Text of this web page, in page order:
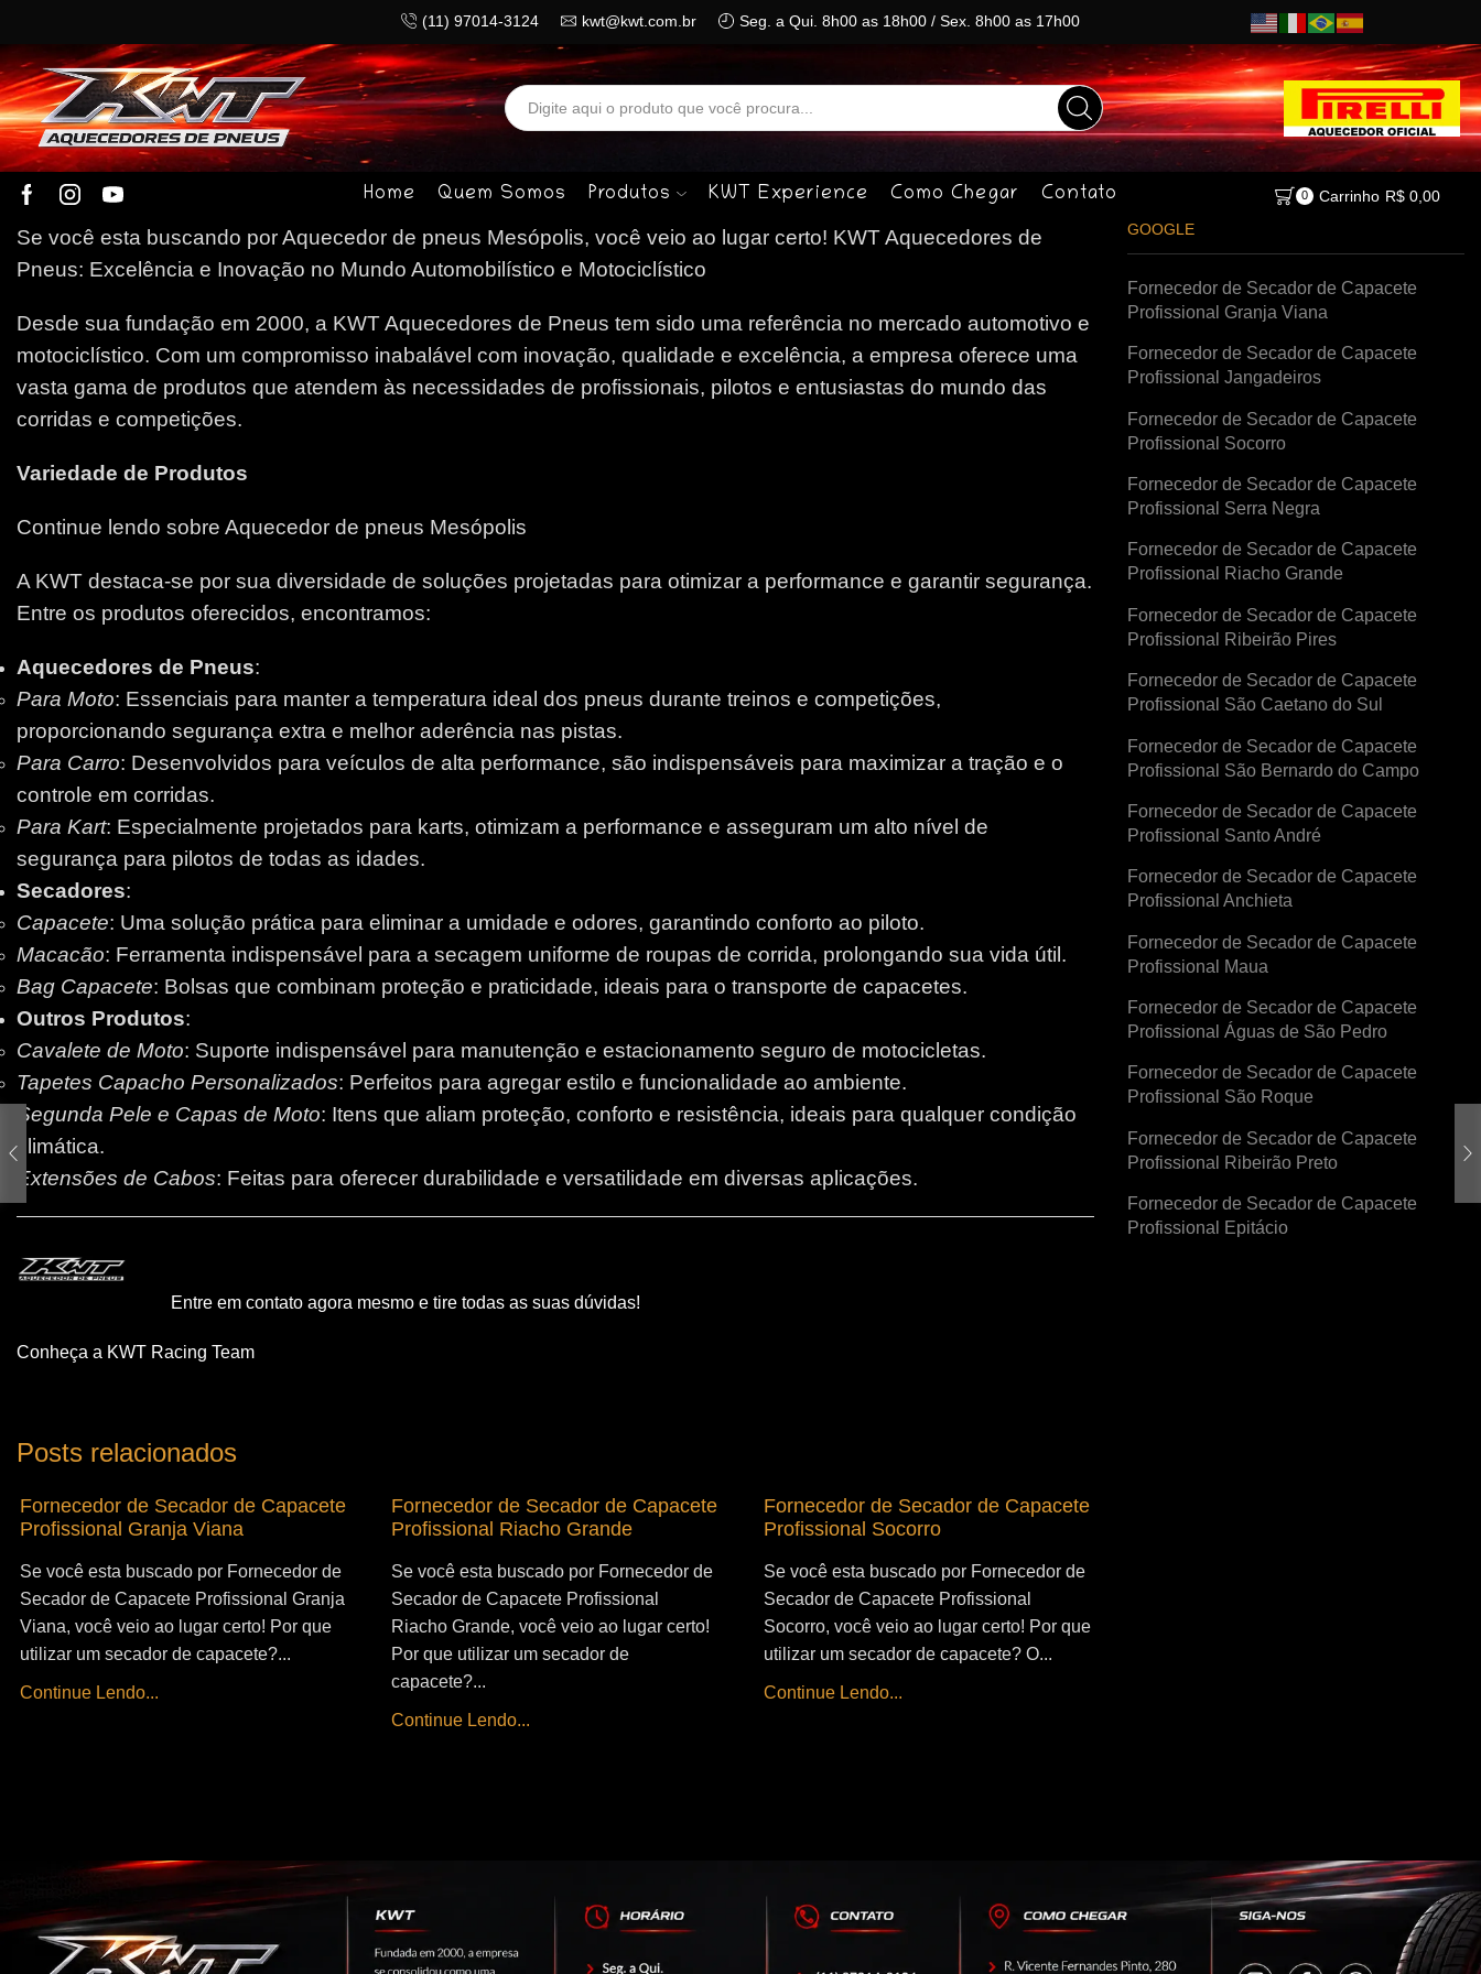
(11) 97014-3124 kwt@kwt.com.br Seg. a Qui. 8h00 as 18h00 / Sex. 8h00 as 17h00
Search
input
Home Quem Somos Produtos KWT Experience Como Chegar Contato 0 Carrinho R$0,00
Se você esta buscando por Aquecedor de pneus Mesópolis, você veio ao lugar certo! KWT Aquecedores de
Pneus: Excelência e Inovação no Mundo Automobilístico e Motociclístico
Desde sua fundação em 2000, a KWT Aquecedores de Pneus tem sido uma referência no mercado automotivo e
motociclístico. Com um compromisso inabalável com inovação, qualidade e excelência, a empresa oferece uma
vasta gama de produtos que atendem às necessidades de profissionais, pilotos e entusiastas do mundo das
corridas e competições.
Variedade de Produtos
Continue lendo sobre Aquecedor de pneus Mesópolis
A KWT destaca-se por sua diversidade de soluções projetadas para otimizar a performance e garantir segurança.
Entre os produtos oferecidos, encontramos:
Aquecedores de Pneus:
Para Moto: Essenciais para manter a temperatura ideal dos pneus durante treinos e competições,
proporcionando segurança extra e melhor aderência nas pistas.
Para Carro: Desenvolvidos para veículos de alta performance, são indispensáveis para maximizar a tração e o
controle em corridas.
Para Kart: Especialmente projetados para karts, otimizam a performance e asseguram um alto nível de
segurança para pilotos de todas as idades.
Secadores:
Capacete: Uma solução prática para eliminar a umidade e odores, garantindo conforto ao piloto.
Macacão: Ferramenta indispensável para a secagem uniforme de roupas de corrida, prolongando sua vida útil.
Bag Capacete: Bolsas que combinam proteção e praticidade, ideais para o transporte de capacetes.
Outros Produtos:
Cavalete de Moto: Suporte indispensável para manutenção e estacionamento seguro de motocicletas.
Tapetes Capacho Personalizados: Perfeitos para agregar estilo e funcionalidade ao ambiente.
Segunda Pele e Capas de Moto: Itens que aliam proteção, conforto e resistência, ideais para qualquer condição
climática.
Extensões de Cabos: Feitas para oferecer durabilidade e versatilidade em diversas aplicações.
Entre em contato agora mesmo e tire todas as suas dúvidas!
Conheça a KWT Racing Team
Posts relacionados
Fornecedor de Secador de Capacete
Profissional Granja Viana
Se você esta buscado por Fornecedor de
Secador de Capacete Profissional Granja
Viana, você veio ao lugar certo! Por que
utilizar um secador de capacete?...
Continue Lendo...
Fornecedor de Secador de Capacete
Profissional Riacho Grande
Se você esta buscado por Fornecedor de
Secador de Capacete Profissional
Riacho Grande, você veio ao lugar certo!
Por que utilizar um secador de
capacete?...
Continue Lendo...
Fornecedor de Secador de Capacete
Profissional Socorro
Se você esta buscado por Fornecedor de
Secador de Capacete Profissional
Socorro, você veio ao lugar certo! Por que
utilizar um secador de capacete? O...
Continue Lendo...
GOOGLE
Fornecedor de Secador de Capacete
Profissional Granja Viana
Fornecedor de Secador de Capacete
Profissional Jangadeiros
Fornecedor de Secador de Capacete
Profissional Socorro
Fornecedor de Secador de Capacete
Profissional Serra Negra
Fornecedor de Secador de Capacete
Profissional Riacho Grande
Fornecedor de Secador de Capacete
Profissional Ribeirão Pires
Fornecedor de Secador de Capacete
Profissional São Caetano do Sul
Fornecedor de Secador de Capacete
Profissional São Bernardo do Campo
Fornecedor de Secador de Capacete
Profissional Santo André
Fornecedor de Secador de Capacete
Profissional Anchieta
Fornecedor de Secador de Capacete
Profissional Maua
Fornecedor de Secador de Capacete
Profissional Águas de São Pedro
Fornecedor de Secador de Capacete
Profissional São Roque
Fornecedor de Secador de Capacete
Profissional Ribeirão Preto
Fornecedor de Secador de Capacete
Profissional Epitácio